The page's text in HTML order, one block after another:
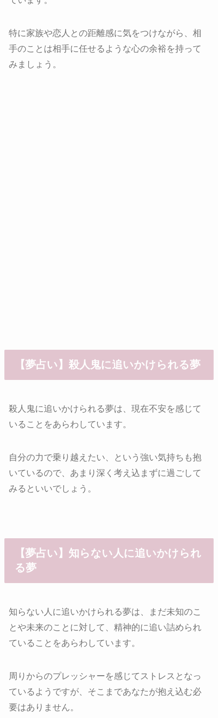
特に家族や恋人との距離感に気をつけながら、相
手のことは相手に任せるような心の余裕を持って
みましょう。
【夢占い】殺人鬼に追いかけられる夢
殺人鬼に追いかけられる夢は、現在不安を感じて
いることをあらわしています。
自分の力で乗り越えたい、という強い気持ちも抱
いているので、あまり深く考え込まずに過ごして
みるといいでしょう。
【夢占い】知らない人に追いかけられ
る夢
知らない人に追いかけられる夢は、まだ未知のこ
とや未来のことに対して、精神的に追い詰められ
ていることをあらわしています。
周りからのプレッシャーを感じてストレスとなっ
ているようですが、そこまであなたが抱え込む必
要はありません。